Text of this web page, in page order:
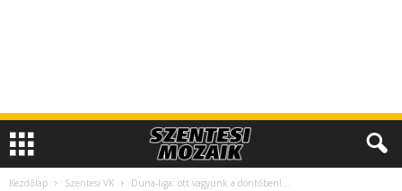
Kezdőlap Szentesi VK Duna-liga: ott vagyunk a döntőben!…